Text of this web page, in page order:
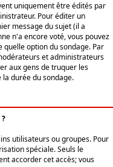
uniquement être édités par
Pour éditer un
message du sujet (il a
n'a encore voté, vous pouvez
option du sondage. Par
et administrateurs
aux gens de truquer les
durée du sondage.
utilisateurs ou groupes. Pour
spéciale. Seuls le
accorder cet accès; vous